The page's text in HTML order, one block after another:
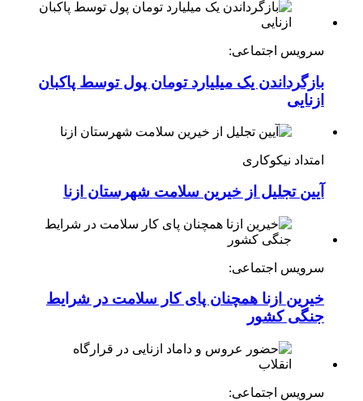
سرویس اجتماعی:
بازگرداندن یک میلیارد تومان پول توسط پاکبان
ازنایی
امتداد نیکوکاری
آیین تجلیل از خیرین سلامت شهرستان ازنا
سرویس اجتماعی:
خیرین ازنا همچنان پای کار سلامت در شرایط
جنگی کشور
سرویس اجتماعی: